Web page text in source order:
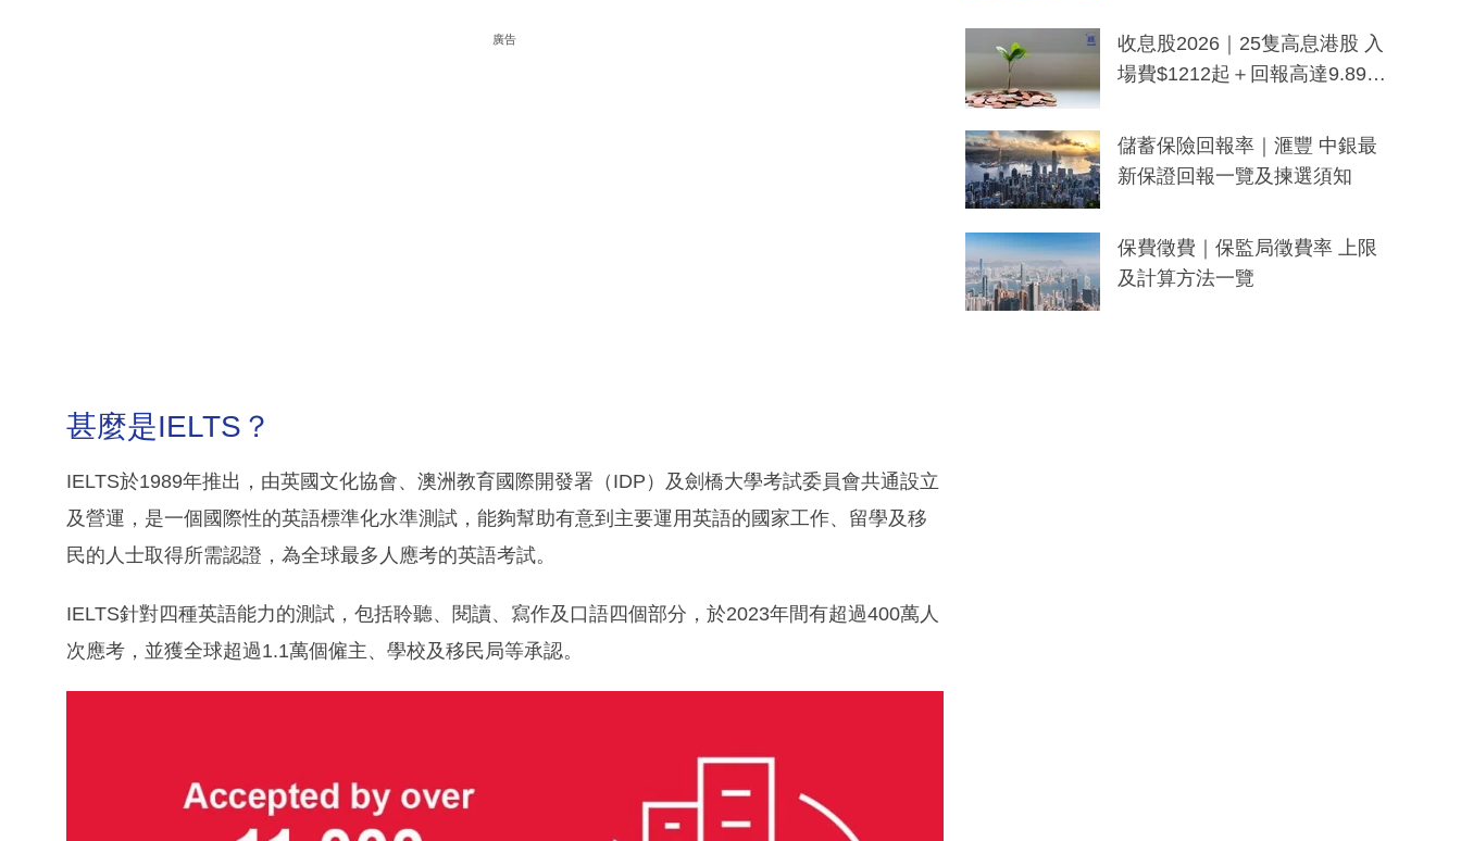
廣告
甚麼是IELTS？
IELTS於1989年推出，由英國文化協會、澳洲教育國際開發署（IDP）及劍橋大學考試委員會共通設立
及營運，是一個國際性的英語標準化水準測試，能夠幫助有意到主要運用英語的國家工作、留學及移
民的人士取得所需認證，為全球最多人應考的英語考試。
IELTS針對四種英語能力的測試，包括聆聽、閱讀、寫作及口語四個部分，於2023年間有超過400萬人
次應考，並獲全球超過1.1萬個僱主、學校及移民局等承認。
y及香港限定特調系列
收息股2026｜25隻高息港股 入
場費$1212起＋回報高達9.89
儲蓄保險回報率｜滙豐 中銀最
新保證回報一覽及揀選須知
保費徵費｜保監局徵費率 上限
及計算方法一覽